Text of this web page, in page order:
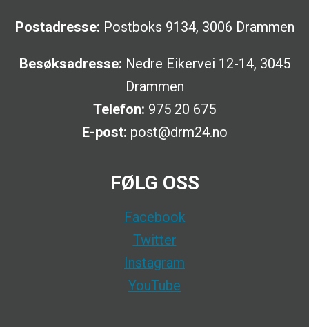
Postadresse: Postboks 9134, 3006 Drammen
Besøksadresse: Nedre Eikervei 12-14, 3045
Drammen
Telefon: 975 20 675
E-post: post@drm24.no
FØLG OSS
Facebook
Twitter
Instagram
YouTube